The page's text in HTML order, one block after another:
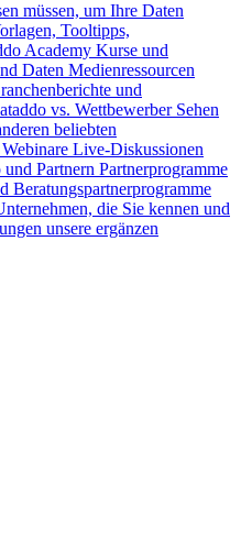
müssen, um Ihre Daten
Tooltipps,
Academy Kurse und
Daten Medienressourcen
und
vs. Wettbewerber Sehen
beliebten
Webinare Live-Diskussionen
Partnern Partnerprogramme
Beratungspartnerprogramme
die Sie kennen und
unsere ergänzen